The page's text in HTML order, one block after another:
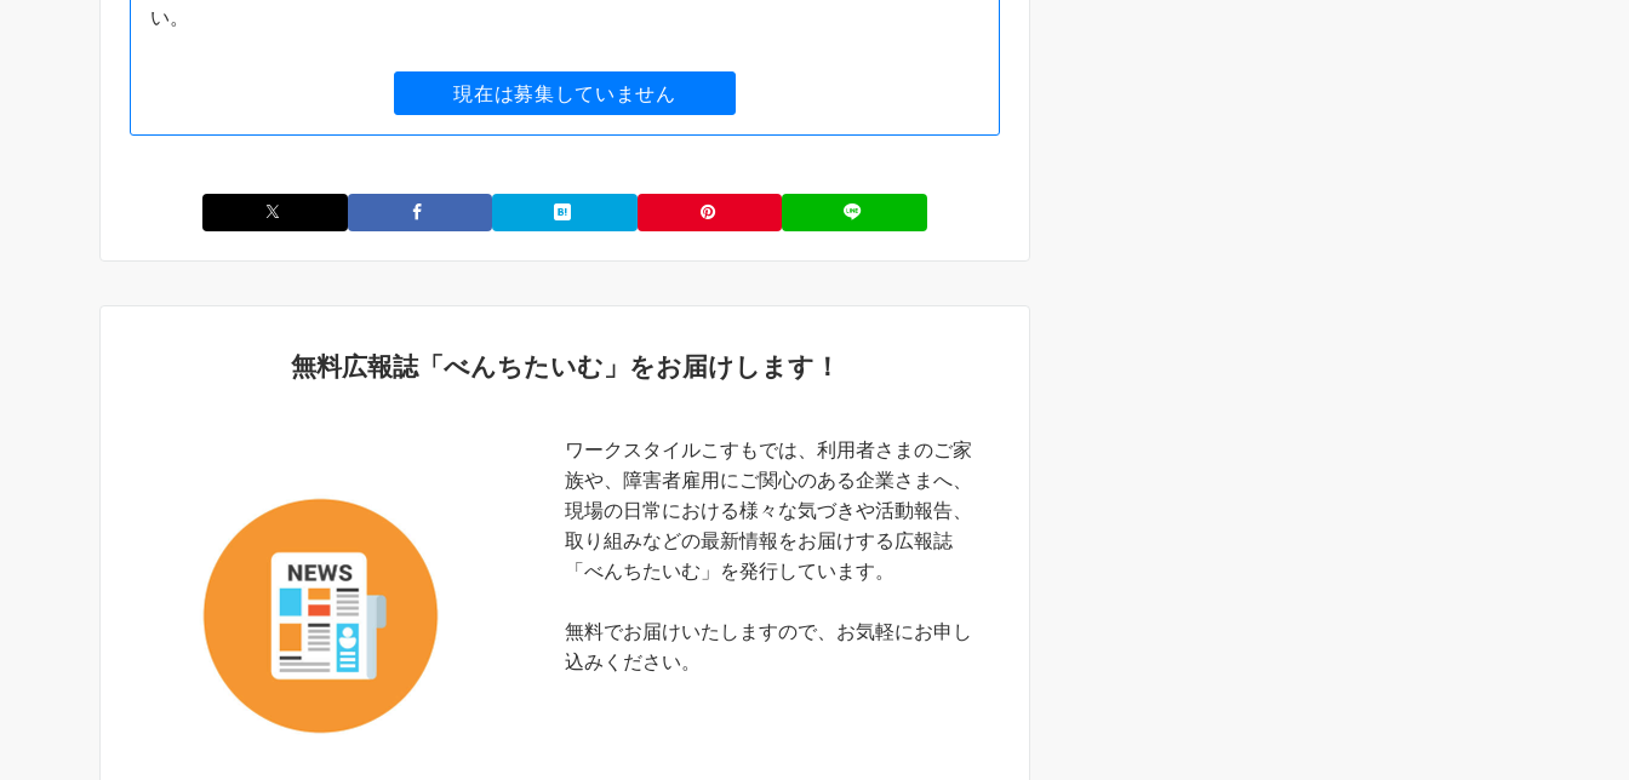
い。
現在は募集していません
無料広報誌「べんちたいむ」をお届けします！
ワークスタイルこすもでは、利用者さまのご家
族や、障害者雇用にご関心のある企業さまへ、
現場の日常における様々な気づきや活動報告、
取り組みなどの最新情報をお届けする広報誌
「べんちたいむ」を発行しています。
無料でお届けいたしますので、お気軽にお申し
込みください。